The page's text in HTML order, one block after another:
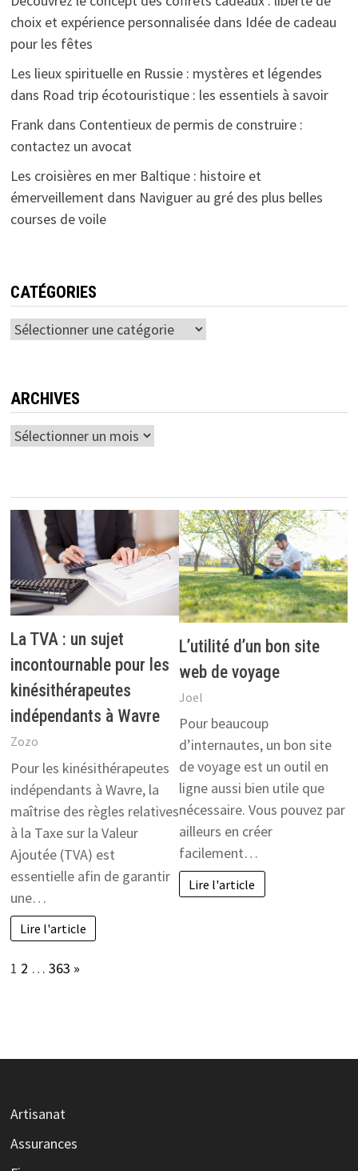
choix et expérience personnaliséedans Idée de cadeau
pour les fêtes
Les lieux spirituelle en Russie : mystères et légendes
dans Road trip écotouristique : les essentiels à savoir
Frank dans Contentieux de permis de construire :
contactez un avocat
Les croisières en mer Baltique : histoire et
émerveillementdans Naviguer au gré des plus belles
courses de voile
CATÉGORIES
Catégories
ARCHIVES
Archives
La TVA : un sujet
incontournable pour les
kinésithérapeutes
indépendants à Wavre
Zozo
Pour les kinésithérapeutes
indépendants à Wavre, la
maîtrise des règles relatives
à la Taxe sur la Valeur
Ajoutée (TVA) est
essentielle afin de garantir
une…
Lire l'article
L’utilité d’un bon site
web de voyage
Joel
Pour beaucoup
d’internautes, un bon site
de voyage est un outil en
ligne aussi bien utile que
nécessaire. Vous pouvez par
ailleurs en créer
facilement…
Lire l'article
Page:
1 2 … 363 Next
»
Artisanat
Assurances